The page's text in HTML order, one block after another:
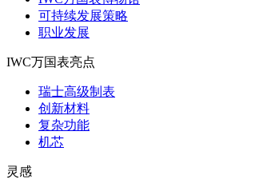
可持续发展策略
职业发展
IWC万国表亮点
瑞士高级制表
创新材料
复杂功能
机芯
灵感